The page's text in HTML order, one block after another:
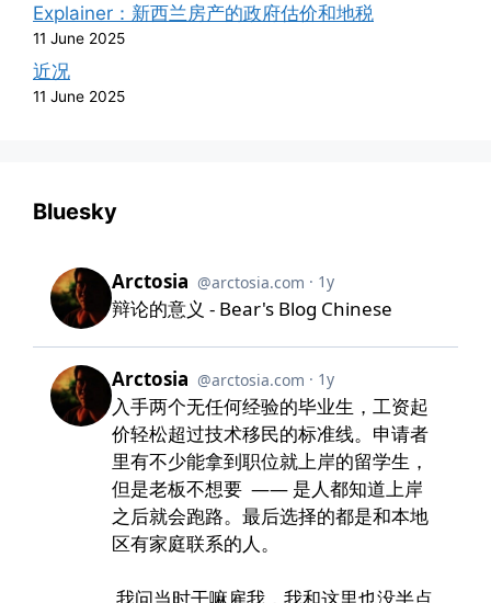
Explainer：新西兰房产的政府估价和地税
11 June 2025
近况
11 June 2025
Bluesky